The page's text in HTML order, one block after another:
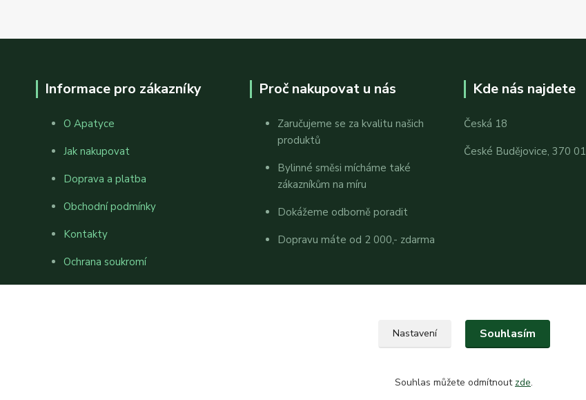
Informace pro zákazníky
O Apatyce
Jak nakupovat
Doprava a platba
Obchodní podmínky
Kontakty
Ochrana soukromí
Proč nakupovat u nás
Zaručujeme se za kvalitu našich
produktů
Bylinné směsi mícháme také
zákazníkům na míru
Dokážeme odborně poradit
Dopravu máte od 2 000,- zdarma
Kde nás najdete
Česká 18
České Budějovice, 370 01
Nastavení Souhlasím
Souhlas můžete odmítnout zde.